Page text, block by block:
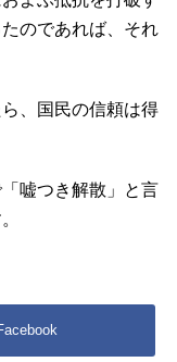
のであれば、それ
、国民の信頼は得
嘘つき解散」と言